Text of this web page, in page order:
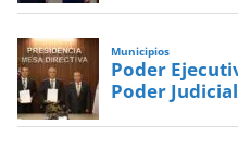
Municipios
Poder
Poder